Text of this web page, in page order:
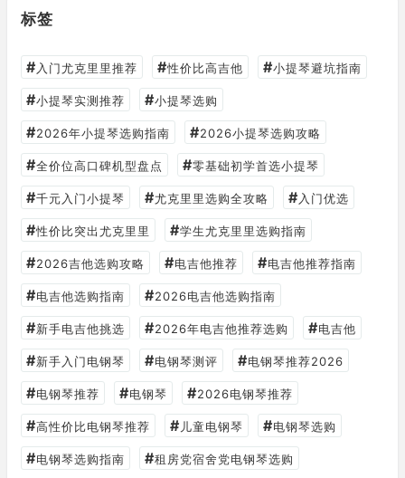
标签
# 入门尤克里里推荐 #性价比高吉他 #小提琴避坑指南
#小提琴实测推荐 #小提琴选购
#2026年小提琴选购指南 #2026小提琴选购攻略
#全价位高口碑机型盘点 #零基础初学首选小提琴
#千元入门小提琴 #尤克里里选购全攻略 # 入门优选
#性价比突出尤克里里 #学生尤克里里选购指南
#2026吉他选购攻略 #电吉他推荐 #电吉他推荐指南
#电吉他选购指南 #2026电吉他选购指南
#新手电吉他挑选 #2026年电吉他推荐选购 #电吉他
#新手入门电钢琴 #电钢琴测评 #电钢琴推荐2026
#电钢琴推荐 #电钢琴 #2026电钢琴推荐
#高性价比电钢琴推荐 # 儿童电钢琴 #电钢琴选购
#电钢琴选购指南 #租房党宿舍党电钢琴选购